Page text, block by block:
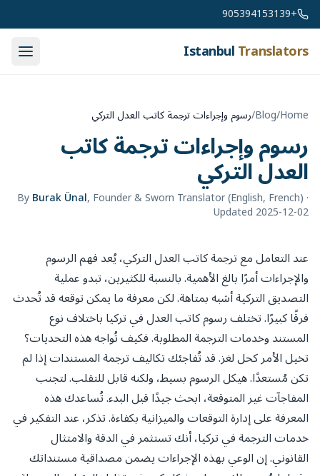
Skip to content
+905394153139
IstanbulTranslators
Home
/
Blog
/رسوم وإجراءات ترجمة كاتب العدل التركي
رسوم وإجراءات ترجمة كاتب
العدل التركي
ByBurak Ünal, Founder & Sworn Translator (English, French) ·
Updated 2025-12-02
عند التعامل مع ترجمة كاتب العدل التركي، يُعد فهم الرسوم
والإجراءات أمرًا بالغ الأهمية. بالنسبة للكثيرين، تبدو عملية
التصديق التركية أشبه بمتاهة. لكن معرفة ما يمكن توقعه قد تُحدث
فرقًا كبيرًا. تختلف رسوم كاتب العدل في تركيا باختلاف نوع
المستند وخدمات الترجمة المطلوبة. فكيف تُواجه هذه التحديات؟
تخيل الأمر كحل لغز. قد تُفاجئك تكاليف ترجمة المستندات إذا لم
تكن مُستعدًا. هيكل الرسوم بسيط، ولكنه قابل للتقلب. لتجنب
المفاجآت غير المتوقعة، ابحث جيدًا قبل البدء. تُساعدك هذه
المعرفة على إدارة التوقعات والميزانية بكفاءة. تذكر، عند التفكير في
خدمات الترجمة في تركيا، أنك تستثمر في الدقة والامتثال
القانوني. إن الوعي بهذه الإجراءات يضمن مصداقية مستنداتك